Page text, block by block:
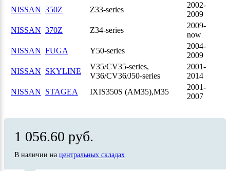
NISSAN 350Z Z33-series
2002-
2009
NISSAN 370Z Z34-series
2009-
now
NISSAN FUGA Y50-series
2004-
2009
NISSAN SKYLINE
V35/CV35-series,
V36/CV36/J50-series
2001-
2014
NISSAN STAGEA IXIS350S (AM35),M35
2001-
2007
1 056.60 руб.
В наличии на центральных складах